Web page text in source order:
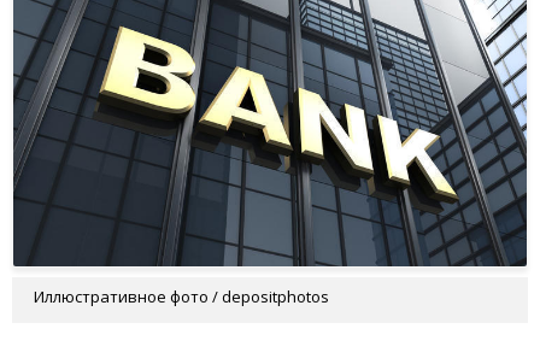
Иллюстративное фото / depositphotos